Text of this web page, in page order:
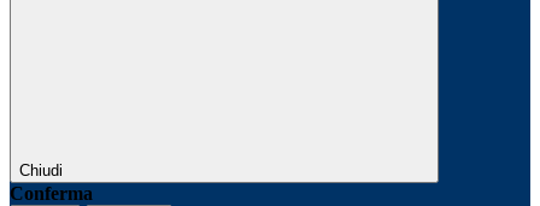
Chiudi
Conferma